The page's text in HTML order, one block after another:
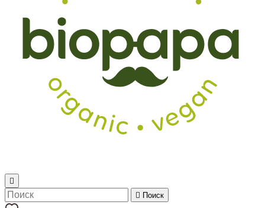

 Поиск